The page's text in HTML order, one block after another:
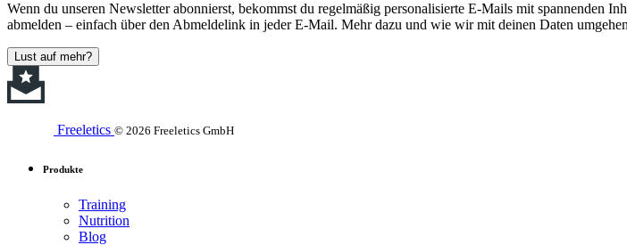
Wenn du unseren Newsletter abonnierst, bekommst du regelmäßig personalisierte E-Mails mit spannenden
abmelden – einfach über den Abmeldelink in jeder E-Mail. Mehr dazu und wie wir mit deinen Daten
Lust auf mehr?
Freeletics © 2026 Freeletics GmbH
Produkte
Training
Nutrition
Blog